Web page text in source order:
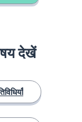
देखें